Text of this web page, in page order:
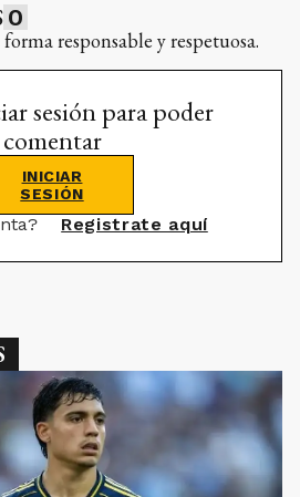
0
responsable y respetuosa.
sesión para poder
comentar
INICIAR
SESIÓN
Registrate aquí